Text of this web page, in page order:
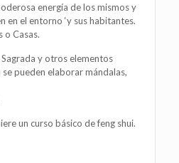
energía de los mismos y
en el entorno ‘y sus habitantes.
o Casas.
y otros elementos
pueden elaborar mándalas,
un curso básico de feng shui.